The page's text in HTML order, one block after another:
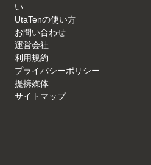
い
UtaTenの使い方
お問い合わせ
運営会社
利用規約
プライバシーポリシー
提携媒体
サイトマップ